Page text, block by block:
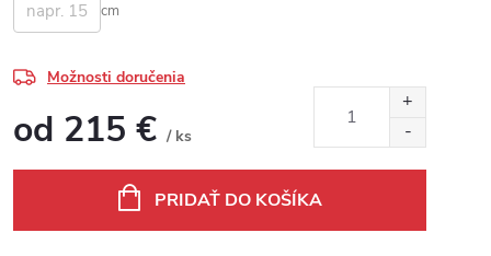
cm
Možnosti doručenia
od 215 € / ks
PRIDAŤ DO KOŠÍKA